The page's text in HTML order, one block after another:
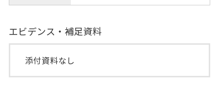
エビデンス・補足資料
添付資料なし